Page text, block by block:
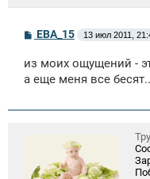
С
о
б
щ
и
ЕВА_15 13 июл 2011,
из моих ощущений -
а еще меня все